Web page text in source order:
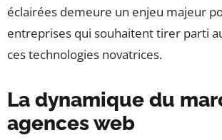
éclairées demeure un enjeu majeur
entreprises qui souhaitent tirer parti
ces technologies novatrices.
La dynamique du
agences web